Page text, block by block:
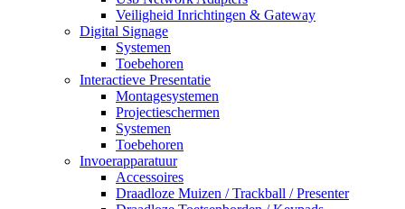
Veiligheid Inrichtingen & Gateway
Digital Signage
Systemen
Toebehoren
Interactieve Presentatie
Montagesystemen
Projectieschermen
Systemen
Toebehoren
Invoerapparatuur
Accessoires
Draadloze Muizen / Trackball / Presenter